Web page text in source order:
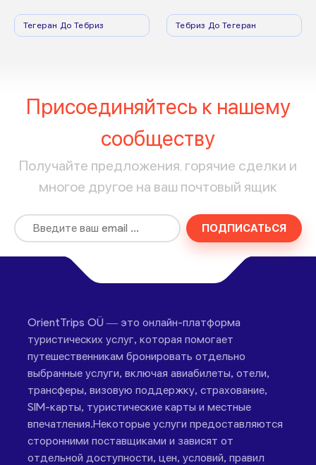
Тегеран До Тебриз Тебриз До Тегеран
Присоединяйтесь к нашему
сообществу
Получайте предложения, горячие сделки и
многое другое на ваш почтовый ящик
ПОДПИСАТЬСЯ
OrientTrips OÜ — это онлайн-платформа
туристических услуг, которая помогает
путешественникам бронировать отдельно
выбранные услуги, включая авиабилеты, отели,
трансферы, визовую поддержку, страхование,
SIM-карты, туристические карты и местные
впечатления.Некоторые услуги предоставляются
сторонними поставщиками и зависят от
отдельной доступности, цен, условий, правил